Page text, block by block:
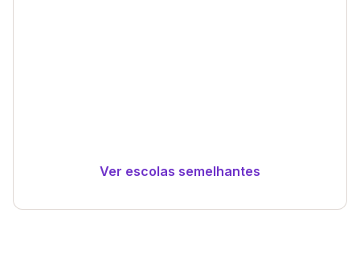
Ver escolas semelhantes